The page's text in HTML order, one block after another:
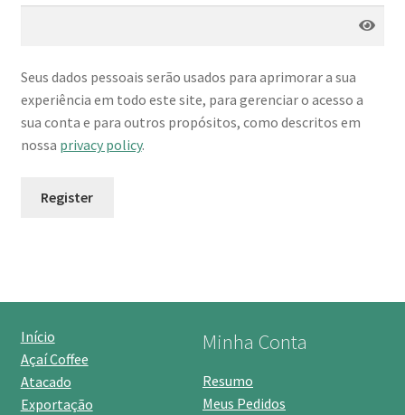
Seus dados pessoais serão usados para aprimorar a sua
experiência em todo este site, para gerenciar o acesso a
sua conta e para outros propósitos, como descritos em
nossa privacy policy.
Register
Início
Açaí Coffee
Atacado
Exportação
Minha Conta
Resumo
Meus Pedidos